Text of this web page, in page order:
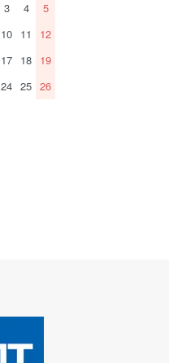
3 4
5
10 11
12
17 18 19
24 25 26